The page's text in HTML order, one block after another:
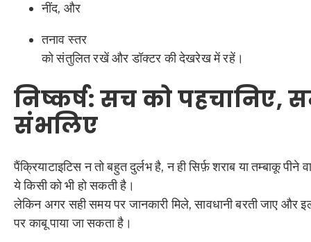
नींद, और
तनाव स्तर
को संतुलित रखें और डॉक्टर की देखरेख में रहें।
निष्कर्ष: सच को पहचानिए,
संभलिए
पैंक्रियाटाइटिस न तो बहुत दुर्लभ है, न ही सिर्फ़ शराब या तम्बाकू पीने
ये किसी को भी हो सकती है।
लेकिन अगर सही समय पर जानकारी मिले, सावधानी बरती जाए और
पर काबू पाया जा सकता है।